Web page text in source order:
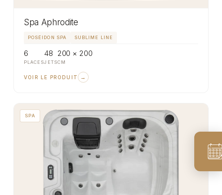
Spa Aphrodite
POSÉIDON SPA SUBLIME LINE
6
PLACES
48
JETS
200 × 200
CM
VOIR LE PRODUIT →
SPA